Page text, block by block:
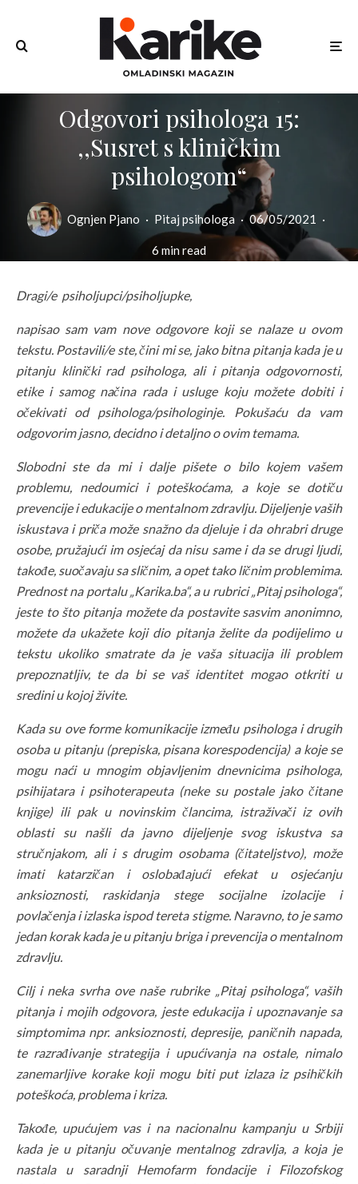
Odgovori psihologa 15:
,,Susret s kliničkim
psihologom“
Ognjen Pjano · Pitaj psihologa · 06/05/2021 ·
6 min read
Dragi/e psiholjupci/psiholjupke,
napisao sam vam nove odgovore koji se nalaze u ovom
tekstu. Postavili/e ste, čini mi se, jako bitna pitanja kada je u
pitanju klinički rad psihologa, ali i pitanja odgovornosti,
etike i samog načina rada i usluge koju možete dobiti i
očekivati od psihologa/psihologinje. Pokušaću da vam
odgovorim jasno, decidno i detaljno o ovim temama.
Slobodni ste da mi i dalje pišete o bilo kojem vašem
problemu, nedoumici i poteškoćama, a koje se dotiču
prevencije i edukacije o mentalnom zdravlju. Dijeljenje vaših
iskustava i priča može snažno da djeluje i da ohrabri druge
osobe, pružajući im osjećaj da nisu same i da se drugi ljudi,
takođe, suočavaju sa sličnim, a opet tako ličnim problemima.
Prednost na portalu „Karika.ba“, a u rubrici „Pitaj psihologa“,
jeste to što pitanja možete da postavite sasvim anonimno,
možete da ukažete koji dio pitanja želite da podijelimo u
tekstu ukoliko smatrate da je vaša situacija ili problem
prepoznatljiv, te da bi se vaš identitet mogao otkriti u
sredini u kojoj živite.
Kada su ove forme komunikacije između psihologa i drugih
osoba u pitanju (prepiska, pisana korespodencija) a koje se
mogu naći u mnogim objavljenim dnevnicima psihologa,
psihijatara i psihoterapeuta (neke su postale jako čitane
knjige) ili pak u novinskim člancima, istraživači iz ovih
oblasti su našli da javno dijeljenje svog iskustva sa
stručnjakom, ali i s drugim osobama (čitateljstvo), može
imati katarzičan i oslobađajući efekat u osjećanju
anksioznosti, raskidanja stege socijalne izolacije i
povlačenja i izlaska ispod tereta stigme. Naravno, to je samo
jedan korak kada je u pitanju briga i prevencija o mentalnom
zdravlju.
Cilj i neka svrha ove naše rubrike „Pitaj psihologa“, vaših
pitanja i mojih odgovora, jeste edukacija i upoznavanje sa
simptomima npr. anksioznosti, depresije, paničnih napada,
te razrađivanje strategija i upućivanja na ostale, nimalo
zanemarljive korake koji mogu biti put izlaza iz psihičkih
poteškoća, problema i kriza.
Takođe, upućujem vas i na nacionalnu kampanju u Srbiji
kada je u pitanju očuvanje mentalnog zdravlja, a koja je
nastala u saradnji Hemofarm fondacije i Filozofskog